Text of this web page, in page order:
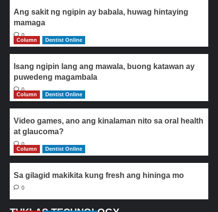
Ang sakit ng ngipin ay babala, huwag hintaying
mamaga
0
Column
Dentist Online
Isang ngipin lang ang mawala, buong katawan ay
puwedeng magambala
0
Column
Dentist Online
Video games, ano ang kinalaman nito sa oral health
at glaucoma?
0
Column
Dentist Online
Sa gilagid makikita kung fresh ang hininga mo
0